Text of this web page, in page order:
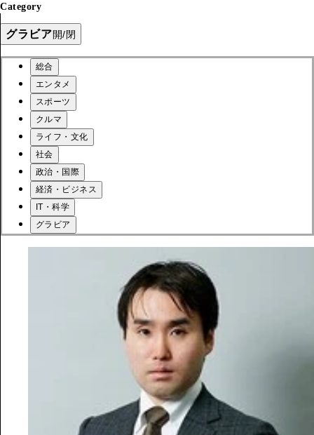
Category
グラビア開/閉
総合
エンタメ
スポーツ
クルマ
ライフ・文化
社会
政治・国際
経済・ビジネス
IT・科学
グラビア